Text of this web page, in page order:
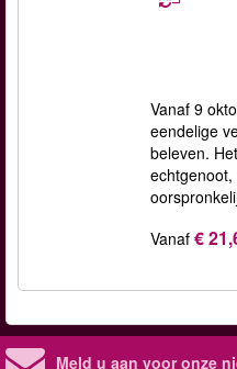
Vanaf 9
eendelige
beleven.
Vanaf €
Meld u aan voor onze